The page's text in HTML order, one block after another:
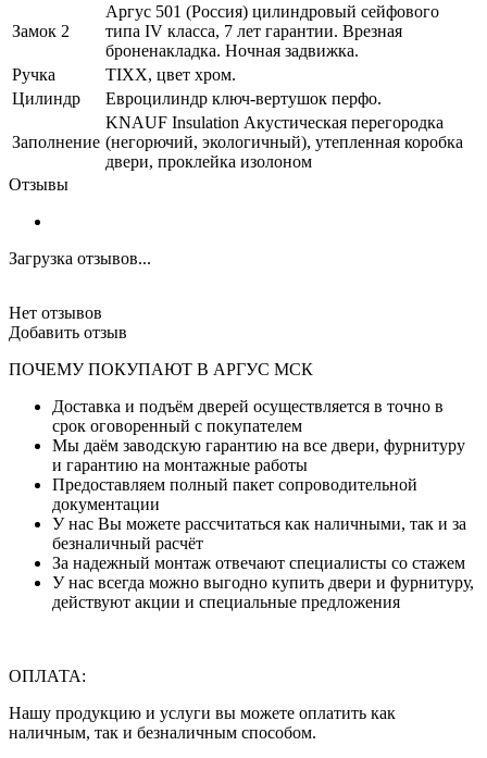
Замок 2
Аргус 501 (Россия) цилиндровый сейфового
типа IV класса, 7 лет гарантии. Врезная
броненакладка. Ночная задвижка.
Ручка
TIXX, цвет хром.
Цилиндр
Евроцилиндр ключ-вертушок перфо.
Заполнение
KNAUF Insulation Акустическая перегородка
(негорючий, экологичный), утепленная коробка
двери, проклейка изолоном
Отзывы
Загрузка отзывов...
Нет отзывов
Добавить отзыв
ПОЧЕМУ ПОКУПАЮТ В АРГУС МСК
Доставка и подъём дверей осуществляется в точно в
срок оговоренный с покупателем
Мы даём заводскую гарантию на все двери, фурнитуру
и гарантию на монтажные работы
Предоставляем полный пакет сопроводительной
документации
У нас Вы можете рассчитаться как наличными, так и за
безналичный расчёт
За надежный монтаж отвечают специалисты со стажем
У нас всегда можно выгодно купить двери и фурнитуру,
действуют акции и специальные предложения
ОПЛАТА:
Нашу продукцию и услуги вы можете оплатить как
наличным, так и безналичным способом.